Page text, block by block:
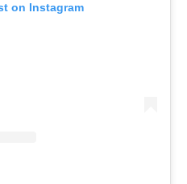
on Instagram